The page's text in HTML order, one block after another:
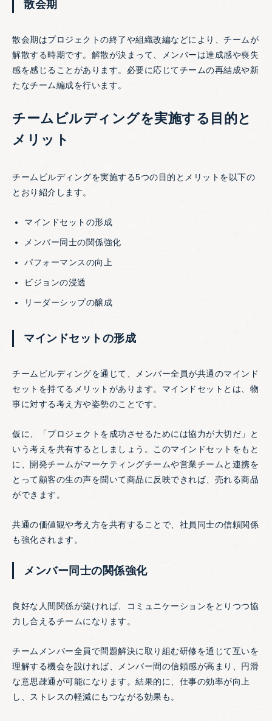
散会期
散会期はプロジェクトの終了や組織改編などにより、チームが
解散する時期です。解散が決まって、メンバーは達成感や喪失
感を感じることがあります。必要に応じてチームの再結成や新
たなチーム編成を行います。
チームビルディングを実施する目的と
メリット
チームビルディングを実施する5つの目的とメリットを以下の
とおり紹介します。
マインドセットの形成
メンバー同士の関係強化
パフォーマンスの向上
ビジョンの浸透
リーダーシップの醸成
マインドセットの形成
チームビルディングを通じて、メンバー全員が共通のマインド
セットを持てるメリットがあります。マインドセットとは、物
事に対する考え方や姿勢のことです。
仮に、「プロジェクトを成功させるためには協力が大切だ」と
いう考えを共有するとしましょう。このマインドセットをもと
に、開発チームがマーケティングチームや営業チームと連携を
とって顧客の生の声を聞いて商品に反映できれば、売れる商品
ができます。
共通の価値観や考え方を共有することで、社員同士の信頼関係
も強化されます。
メンバー同士の関係強化
良好な人間関係が築ければ、コミュニケーションをとりつつ協
力し合えるチームになります。
チームメンバー全員で問題解決に取り組む研修を通じて互いを
理解する機会を設ければ、メンバー間の信頼感が高まり、円滑
な意思疎通が可能になります。結果的に、仕事の効率が向上
し、ストレスの軽減にもつながる効果も。